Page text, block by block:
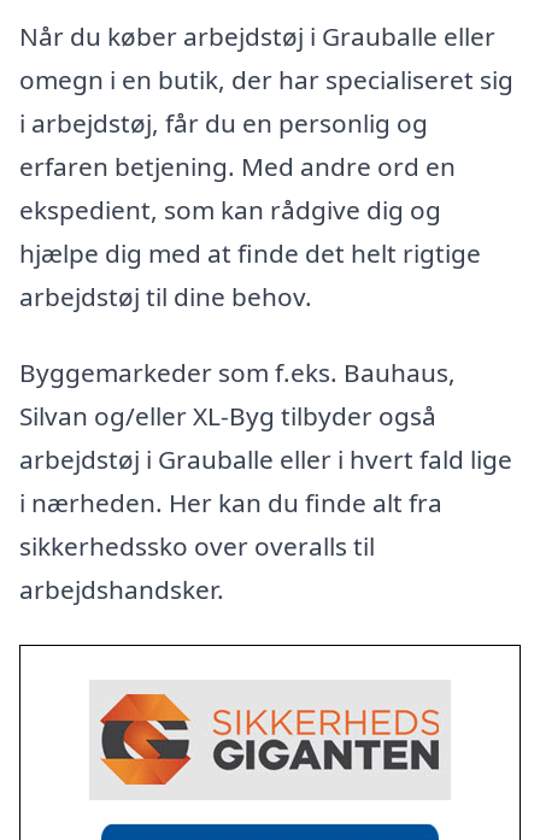
Når du køber arbejdstøj i Grauballe eller
omegn i en butik, der har specialiseret sig
i arbejdstøj, får du en personlig og
erfaren betjening. Med andre ord en
ekspedient, som kan rådgive dig og
hjælpe dig med at finde det helt rigtige
arbejdstøj til dine behov.
Byggemarkeder som f.eks. Bauhaus,
Silvan og/eller XL-Byg tilbyder også
arbejdstøj i Grauballe eller i hvert fald lige
i nærheden. Her kan du finde alt fra
sikkerhedssko over overalls til
arbejdshandsker.